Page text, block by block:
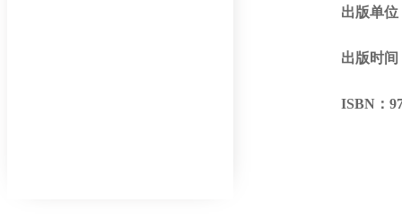
出版单位
出版时间
ISBN：